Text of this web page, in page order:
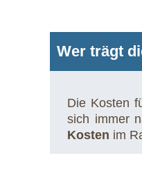
Wer trägt
Die Kosten
sich immer
Kosten im